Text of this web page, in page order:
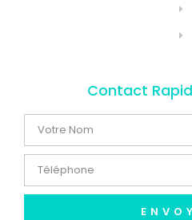
Contact